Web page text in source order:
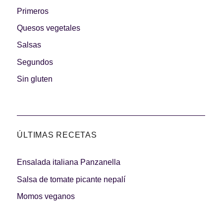
Primeros
Quesos vegetales
Salsas
Segundos
Sin gluten
ÚLTIMAS RECETAS
Ensalada italiana Panzanella
Salsa de tomate picante nepalí
Momos veganos